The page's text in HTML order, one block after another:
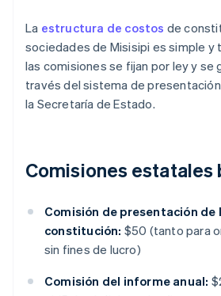
La estructura de costos de
sociedades de Misisipi es simple y
las comisiones se fijan por ley y se
través del sistema de
la Secretaría de Estado.
Comisiones estatales
Comisión de presentación
constitución: $50 (tanto para
sin fines de lucro)
Comisión del informe anual: